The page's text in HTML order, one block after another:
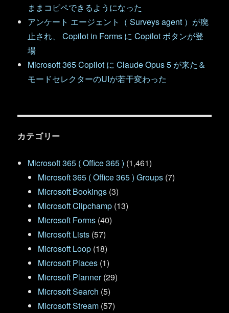
ままコピペできるようになった
アンケート エージェント（ Surveys agent ）が廃
止され、 Copilot in Forms に Copilot ボタンが登
場
Microsoft 365 Copilot に Claude Opus 5 が来た＆
モードセレクターのUIが若干変わった
カテゴリー
Microsoft 365 ( Office 365 ) (1,461)
Microsoft 365 ( Office 365 ) Groups (7)
Microsoft Bookings (3)
Microsoft Clipchamp (13)
Microsoft Forms (40)
Microsoft Lists (57)
Microsoft Loop (18)
Microsoft Places (1)
Microsoft Planner(29)
Microsoft Search (5)
Microsoft Stream (57)